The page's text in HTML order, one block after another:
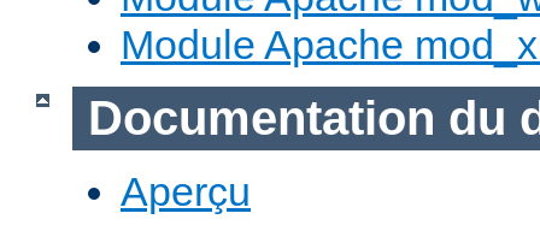
Module Apache
Documentation du
Aperçu